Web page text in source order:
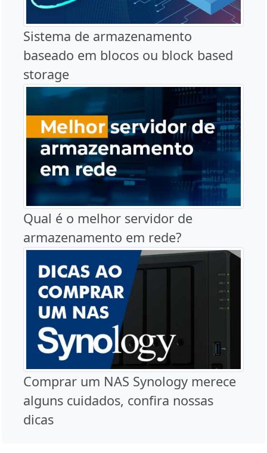
Sistema de armazenamento
baseado em blocos ou block based
storage
Qual é o melhor servidor de
armazenamento em rede?
Comprar um NAS Synology merece
alguns cuidados, confira nossas
dicas